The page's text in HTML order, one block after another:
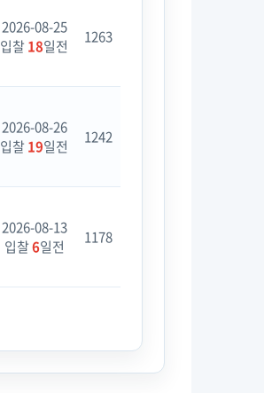
2026-08-25
입찰18일전 1263
2026-08-26
입찰19일전 1242
2026-08-13
입찰6일전 1178